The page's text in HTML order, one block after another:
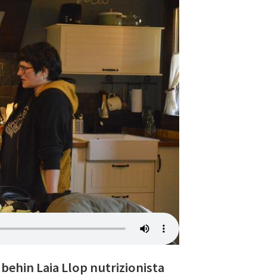
Laia Llop nutrizionista